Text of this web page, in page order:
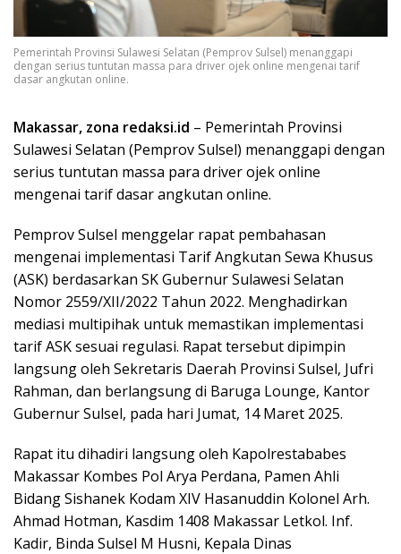
Pemerintah Provinsi Sulawesi Selatan (Pemprov Sulsel) menanggapi
dengan serius tuntutan massa para driver ojek online mengenai tarif
dasar angkutan online.
Makassar, zona redaksi.id – Pemerintah Provinsi
Sulawesi Selatan (Pemprov Sulsel) menanggapi dengan
serius tuntutan massa para driver ojek online
mengenai tarif dasar angkutan online.
Pemprov Sulsel menggelar rapat pembahasan
mengenai implementasi Tarif Angkutan Sewa Khusus
(ASK) berdasarkan SK Gubernur Sulawesi Selatan
Nomor 2559/XII/2022 Tahun 2022. Menghadirkan
mediasi multipihak untuk memastikan implementasi
tarif ASK sesuai regulasi. Rapat tersebut dipimpin
langsung oleh Sekretaris Daerah Provinsi Sulsel, Jufri
Rahman, dan berlangsung di Baruga Lounge, Kantor
Gubernur Sulsel, pada hari Jumat, 14 Maret 2025.
Rapat itu dihadiri langsung oleh Kapolrestababes
Makassar Kombes Pol Arya Perdana, Pamen Ahli
Bidang Sishanek Kodam XIV Hasanuddin Kolonel Arh.
Ahmad Hotman, Kasdim 1408 Makassar Letkol. Inf.
Kadir, Binda Sulsel M Husni, Kepala Dinas